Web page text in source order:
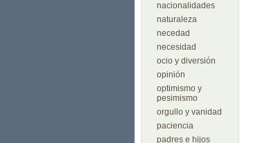
nacionalidades
naturaleza
necedad
necesidad
ocio y diversión
opinión
optimismo y
pesimismo
orgullo y vanidad
paciencia
padres e hijos